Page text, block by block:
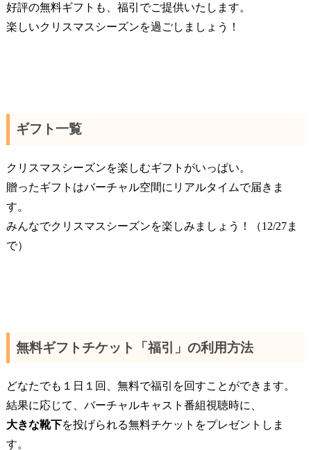
好評の無料ギフトも、福引でご提供いたします。
楽しいクリスマスシーズンを過ごしましょう！
ギフト一覧
クリスマスシーズンを楽しむギフトがいっぱい。
贈ったギフトはバーチャル空間にリアルタイムで届きま
す。
みんなでクリスマスシーズンを楽しみましょう！（12/27ま
で）
無料ギフトチケット「福引」の利用方法
どなたでも１日１回、無料で福引を回すことができます。
結果に応じて、バーチャルキャスト番組視聴時に、
大きな靴下を投げられる無料チケットをプレゼントしま
す。